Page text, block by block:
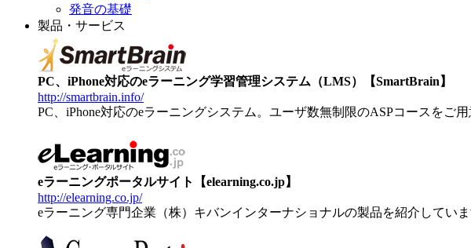
発音の基礎
製品・サービス
PC、iPhone対応のeラーニング学習管理システム（LMS）【SmartBrain】
http://smartbrain.info/
PC、iPhone対応のeラーニングシステム。ユーザ数無制限のASPコースをご用
eラーニングポータルサイト【elearning.co.jp】
http://elearning.co.jp/
eラーニング専門企業（株）キバンインターナショナルの製品を紹介していま